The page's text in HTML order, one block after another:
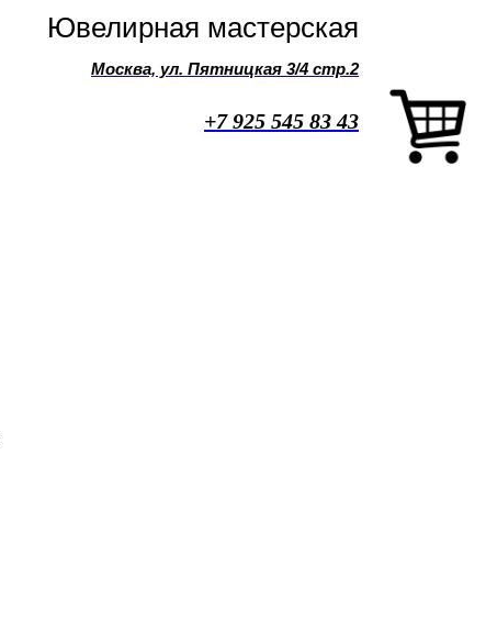
Ювелирная мастерская
Москва, ул. Пятницкая 3/4 стр.2
+7 925 545 83 43